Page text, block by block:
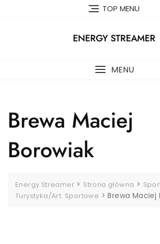
TOP MENU
ENERGY STREAMER
MENU
Brewa Maciej
Borowiak
Energy Streamer > Strona główna >
Turystyka/Art. Sportowe >Brewa Maciej